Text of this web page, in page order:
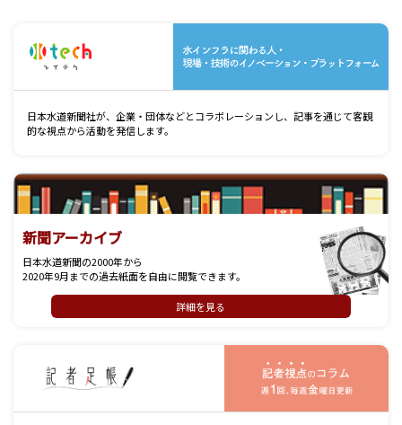
日本水道新聞社が、企業・団体などとコラボレーションし、記事を通じて客観
的な視点から活動を発信します。
新聞アーカイブ
日本水道新聞の2000年から
2020年9月までの過去紙面を自由に閲覧できます。
詳細を見る